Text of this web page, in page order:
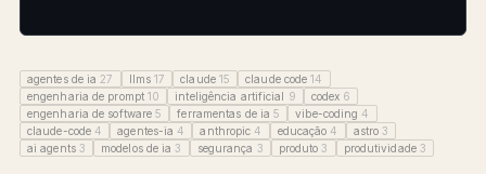
agentes de ia 27 llms17 claude 15 claude code14
engenharia de prompt10 inteligência artificial 9 codex 6
engenharia de software5 ferramentas de ia5 vibe-coding4
claude-code4 agentes-ia4 anthropic4 educação4 astro3
ai agents 3 modelos de ia3 segurança 3 produto3 produtividade 3